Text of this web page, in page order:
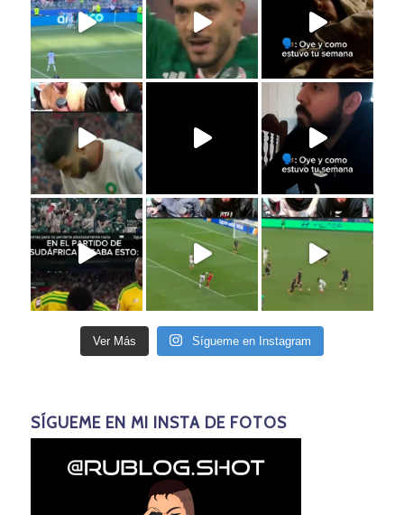
Ver Más Sígueme en Instagram
SÍGUEME EN MI INSTA DE FOTOS